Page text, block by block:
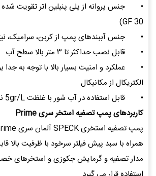
•
GF 30)
•
جنس آببندهای پمپ از کربن، سرامیک،
•
قابل نصب حداکثر تا ۳ متر بالا سطح آب
•
عملکرد و امنیت بسیار بالا با توجه به
الکتریکال از مکانیکال
•
قابل استفاده در آب شور با غلظت 5gr/L نمک
کاربردهای پمپ تصفیه استخر سری Prime
همراه با سبد پیش فیلتر سرخود با ظرفیت بالا
مدار تصفیه و گرمایش جکوزی و استخرهای